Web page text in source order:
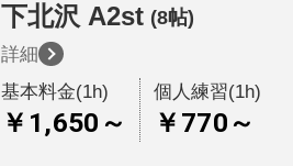
下北沢 A2st (8帖)
詳細
基本料金(1h)
￥1,650～
個人練習(1h)
￥770～